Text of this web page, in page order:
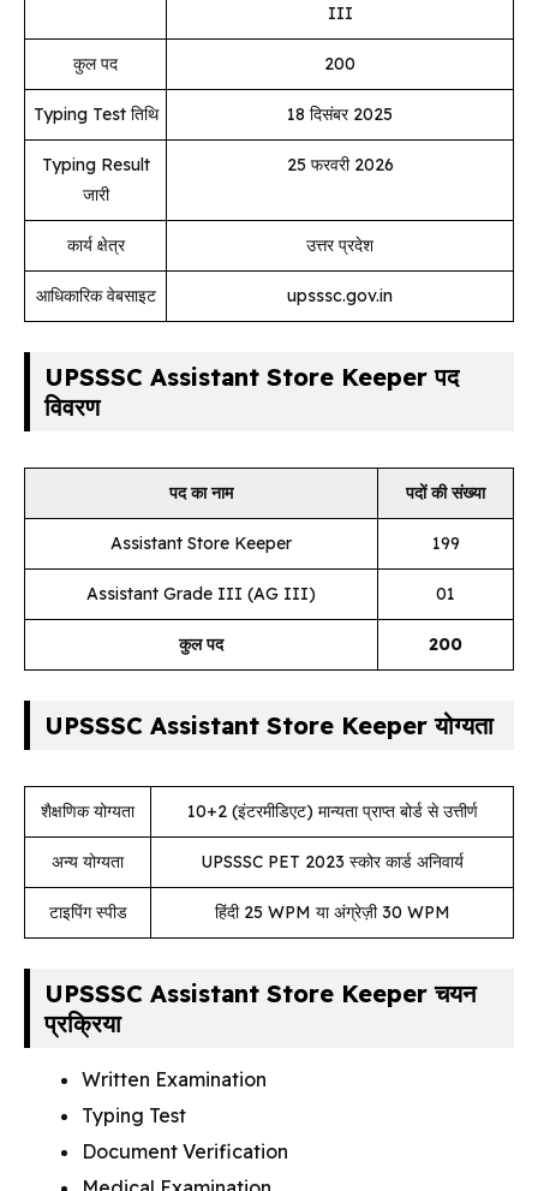
III
कुल पद 200
Typing Test तिथि 18 दिसंबर 2025
Typing Result
जारी
25 फरवरी 2026
कार्य क्षेत्र उत्तर प्रदेश
आधिकारिक वेबसाइट upsssc.gov.in
UPSSSC Assistant Store Keeper पद
विवरण
पद का नाम पदों की संख्या
Assistant Store Keeper 199
Assistant Grade III (AG III) 01
कुल पद 200
UPSSSC Assistant Store Keeper योग्यता
शैक्षणिक योग्यता 10+2 (इंटरमीडिएट) मान्यता प्राप्त बोर्ड से उत्तीर्ण
अन्य योग्यता UPSSSC PET 2023 स्कोर कार्ड अनिवार्य
टाइपिंग स्पीड हिंदी 25 WPM या अंग्रेज़ी 30 WPM
UPSSSC Assistant Store Keeper चयन
प्रक्रिया
Written Examination
Typing Test
Document Verification